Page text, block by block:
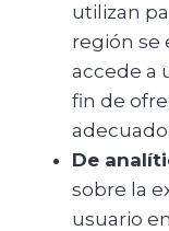
utilizan
región se
accede a
fin de
De
sobre la
usuario